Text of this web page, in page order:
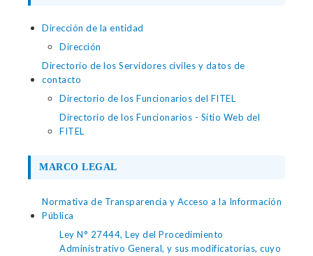
Dirección de la entidad
Dirección
Directorio de los Servidores civiles y datos de
contacto
Directorio de los Funcionarios del FITEL
Directorio de los Funcionarios - Sitio Web del
FITEL
MARCO LEGAL
Normativa de Transparencia y Acceso a la Información
Pública
Ley N° 27444, Ley del Procedimiento
Administrativo General, y sus modificatorias, cuyo